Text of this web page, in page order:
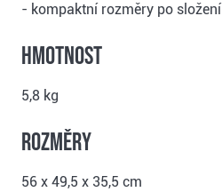
- kompaktní rozměry po složení
Hmotnost
5,8 kg
Rozměry
56 x 49,5 x 35,5 cm